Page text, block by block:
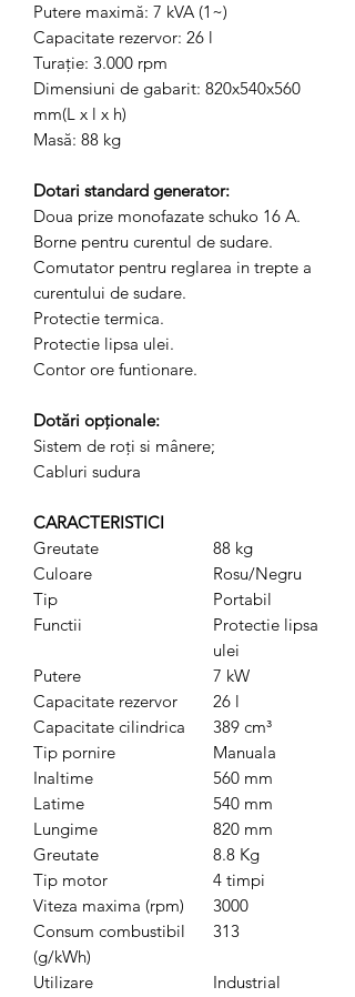
Putere maximă: 7 kVA (1~)
Capacitate rezervor: 26 l
Turaţie: 3.000 rpm
Dimensiuni de gabarit: 820x540x560
mm(L x l x h)
Masă: 88 kg
Dotari standard generator:
Doua prize monofazate schuko 16 A.
Borne pentru curentul de sudare.
Comutator pentru reglarea in trepte a
curentului de sudare.
Protectie termica.
Protectie lipsa ulei.
Contor ore funtionare.
Dotări opţionale:
Sistem de roţi si mânere;
Cabluri sudura
CARACTERISTICI
Greutate
88 kg
Culoare
Rosu/Negru
Tip
Portabil
Functii
Protectie lipsa
ulei
Putere
7 kW
Capacitate rezervor
26 l
Capacitate cilindrica
389 cm³
Tip pornire
Manuala
Inaltime
560 mm
Latime
540 mm
Lungime
820 mm
Greutate
8.8 Kg
Tip motor
4 timpi
Viteza maxima (rpm)
3000
Consum combustibil
(g/kWh)
313
Utilizare Industrial